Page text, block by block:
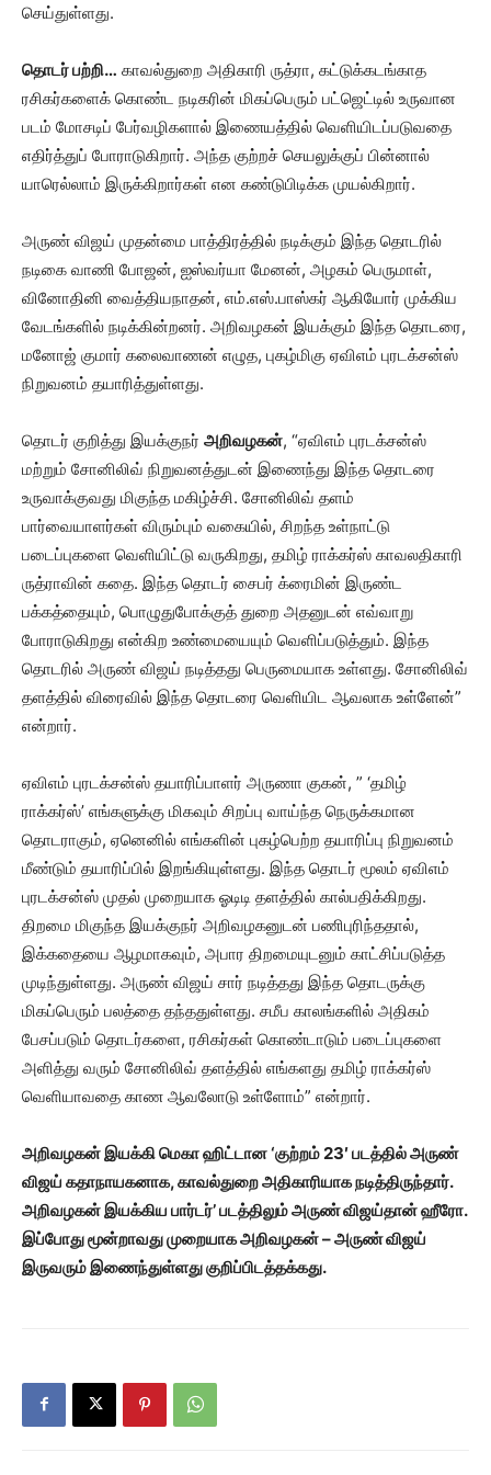
செய்துள்ளது.
தொடர் பற்றி… காவல்துறை அதிகாரி ருத்ரா, கட்டுக்கடங்காத
ரசிகர்களைக் கொண்ட நடிகரின் மிகப்பெரும் பட்ஜெட்டில் உருவான
படம் மோசடிப் பேர்வழிகளால் இணையத்தில் வெளியிடப்படுவதை
எதிர்த்துப் போராடுகிறார். அந்த குற்றச் செயலுக்குப் பின்னால்
யாரெல்லாம் இருக்கிறார்கள் என கண்டுபிடிக்க முயல்கிறார்.
அருண் விஜய் முதன்மை பாத்திரத்தில் நடிக்கும் இந்த தொடரில்
நடிகை வாணி போஜன், ஐஸ்வர்யா மேனன், அழகம் பெருமாள்,
வினோதினி வைத்தியநாதன், எம்.எஸ்.பாஸ்கர் ஆகியோர் முக்கிய
வேடங்களில் நடிக்கின்றனர். அறிவழகன் இயக்கும் இந்த தொடரை,
மனோஜ் குமார் கலைவாணன் எழுத, புகழ்மிகு ஏவிஎம் புரடக்சன்ஸ்
நிறுவனம் தயாரித்துள்ளது.
தொடர் குறித்து இயக்குநர் அறிவழகன், “ஏவிஎம் புரடக்சன்ஸ்
மற்றும் சோனிலிவ் நிறுவனத்துடன் இணைந்து இந்த தொடரை
உருவாக்குவது மிகுந்த மகிழ்ச்சி. சோனிலிவ் தளம்
பார்வையாளர்கள் விரும்பும் வகையில், சிறந்த உள்நாட்டு
படைப்புகளை வெளியிட்டு வருகிறது, தமிழ் ராக்கர்ஸ் காவலதிகாரி
ருத்ராவின் கதை. இந்த தொடர் சைபர் க்ரைமின் இருண்ட
பக்கத்தையும், பொழுதுபோக்குத் துறை அதனுடன் எவ்வாறு
போராடுகிறது என்கிற உண்மையையும் வெளிப்படுத்தும். இந்த
தொடரில் அருண் விஜய் நடித்தது பெருமையாக உள்ளது. சோனிலிவ்
தளத்தில் விரைவில் இந்த தொடரை வெளியிட ஆவலாக உள்ளேன்”
என்றார்.
ஏவிஎம் புரடக்சன்ஸ் தயாரிப்பாளர் அருணா குகன், ” ‘தமிழ்
ராக்கர்ஸ்’ எங்களுக்கு மிகவும் சிறப்பு வாய்ந்த நெருக்கமான
தொடராகும், ஏனெனில் எங்களின் புகழ்பெற்ற தயாரிப்பு நிறுவனம்
மீண்டும் தயாரிப்பில் இறங்கியுள்ளது. இந்த தொடர் மூலம் ஏவிஎம்
புரடக்சன்ஸ் முதல் முறையாக ஓடிடி தளத்தில் கால்பதிக்கிறது.
திறமை மிகுந்த இயக்குநர் அறிவழகனுடன் பணிபுரிந்ததால்,
இக்கதையை ஆழமாகவும், அபார திறமையுடனும் காட்சிப்படுத்த
முடிந்துள்ளது. அருண் விஜய் சார் நடித்தது இந்த தொடருக்கு
மிகப்பெரும் பலத்தை தந்ததுள்ளது. சமீப காலங்களில் அதிகம்
பேசப்படும் தொடர்களை, ரசிகர்கள் கொண்டாடும் படைப்புகளை
அளித்து வரும் சோனிலிவ் தளத்தில் எங்களது தமிழ் ராக்கர்ஸ்
வெளியாவதை காண ஆவலோடு உள்ளோம்” என்றார்.
அறிவழகன் இயக்கி மெகா ஹிட்டான ‘குற்றம் 23′ படத்தில் அருண்
விஜய் கதாநாயகனாக, காவல்துறை அதிகாரியாக நடித்திருந்தார்.
அறிவழகன் இயக்கிய பார்டர்’ படத்திலும் அருண் விஜய்தான் ஹீரோ.
இப்போது மூன்றாவது முறையாக அறிவழகன் – அருண் விஜய்
இருவரும் இணைந்துள்ளது குறிப்பிடத்தக்கது.